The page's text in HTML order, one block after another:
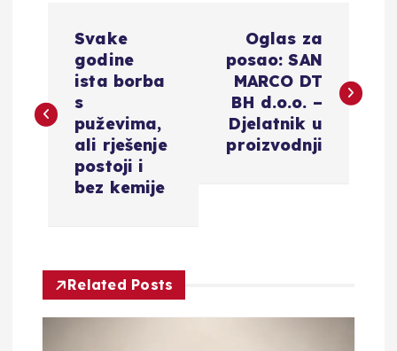
v
c
Svake
godine
ista borba
s
puževima,
ali rješenje
postoji i
bez kemije
Oglas za
posao: SAN
MARCO DT
BH d.o.o. –
Djelatnik u
proizvodnji
Related Posts